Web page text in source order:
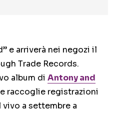
e arriverà nei negozi il
Trade Records.
album di Antony and
raccoglie registrazioni
a settembre a